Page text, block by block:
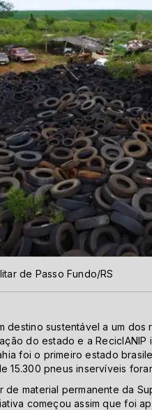
de Passo Fundo/RS
destino sustentável a um dos
do estado e a
foi o primeiro estado
15.300 pneus inservíveis
de material permanente da
começou assim que foi